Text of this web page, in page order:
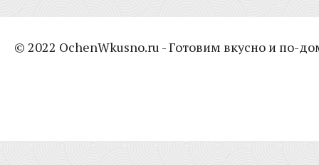
© 2022 OchenWkusno.ru - Готовим вкусно и по-